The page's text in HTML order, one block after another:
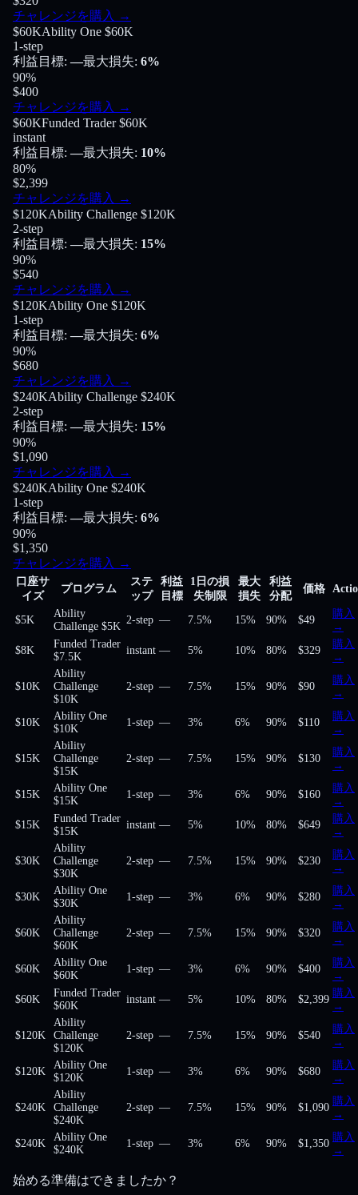
チャレンジを購入 →
$60KAbility One $60K
1-step
利益目標:—最大損失: 6%
90%
$400
チャレンジを購入 →
$60KFunded Trader $60K
instant
利益目標:—最大損失: 10%
80%
$2,399
チャレンジを購入 →
$120KAbility Challenge $120K
2-step
利益目標:—最大損失: 15%
90%
$540
チャレンジを購入 →
$120KAbility One $120K
1-step
利益目標:—最大損失: 6%
90%
$680
チャレンジを購入 →
$240KAbility Challenge $240K
2-step
利益目標:—最大損失: 15%
90%
$1,090
チャレンジを購入 →
$240KAbility One $240K
1-step
利益目標:—最大損失: 6%
90%
$1,350
チャレンジを購入 →
口座サ
イズ
プログラム
ステ
ップ
利益
目標
1日の損
失制限
最大
損失
利益
分配
価格
$5K
Ability
Challenge $5K
2-step — 7.5% 15% 90% $49
購入
→
$8K
Funded Trader
$7.5K
instant — 5% 10% 80% $329
購入
→
$10K
Ability
Challenge
$10K
2-step — 7.5% 15% 90% $90
購入
→
$10K
Ability One
$10K
1-step — 3% 6% 90% $110
購入
→
$15K
Ability
Challenge
$15K
2-step — 7.5% 15% 90% $130
購入
→
$15K
Ability One
$15K
1-step — 3% 6% 90% $160
購入
→
$15K
Funded Trader
$15K
instant — 5% 10% 80% $649
購入
→
$30K
Ability
Challenge
$30K
2-step — 7.5% 15% 90% $230
購入
→
$30K
Ability One
$30K
1-step — 3% 6% 90% $280
購入
→
$60K
Ability
Challenge
$60K
2-step — 7.5% 15% 90% $320
購入
→
$60K
Ability One
$60K
1-step — 3% 6% 90% $400
購入
→
$60K
Funded Trader
$60K
instant — 5% 10% 80% $2,399
購入
→
$120K
Ability
Challenge
$120K
2-step — 7.5% 15% 90% $540
購入
→
$120K
Ability One
$120K
1-step — 3% 6% 90% $680
購入
→
$240K
Ability
Challenge
$240K
2-step — 7.5% 15% 90% $1,090
購入
→
$240K
Ability One
$240K
1-step — 3% 6% 90% $1,350
購入
→
始める準備はできましたか？